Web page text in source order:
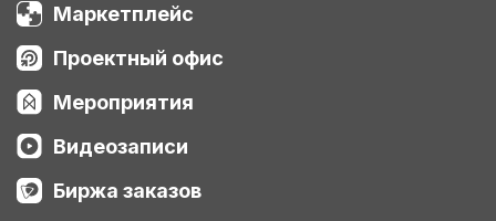
Маркетплейс
Проектный офис
Мероприятия
Видеозаписи
Биржа заказов